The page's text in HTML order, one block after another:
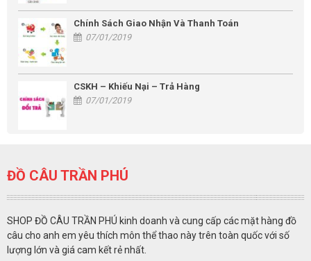
Chính Sách Giao Nhận Và Thanh Toán
07/01/2019
CSKH – Khiếu Nại – Trả Hàng
07/01/2019
ĐỒ CÂU TRẦN PHÚ
SHOP ĐỒ CÂU TRẦN PHÚ kinh doanh và cung cấp các mặt hàng đồ
câu cho anh em yêu thích môn thể thao này trên toàn quốc với số
lượng lớn và giá cam kết rẻ nhất.